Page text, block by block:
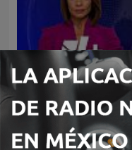
Noticias Univision